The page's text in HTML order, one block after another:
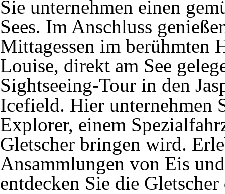
Sie unternehmen einen
Sees. Im Anschluss
Mittagessen im berühmten
Louise, direkt am See
Sightseeing-Tour in den
Icefield. Hier unternehmen
Explorer, einem
Gletscher bringen wird.
Ansammlungen von Eis
entdecken Sie die